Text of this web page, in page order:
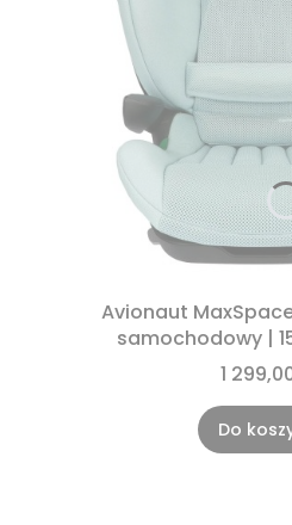
Avionaut
samochodowy |
1
Do